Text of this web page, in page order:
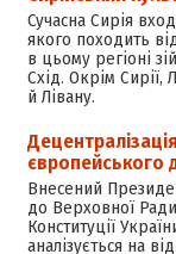
Сучасна Сирія
якого походить
в цьому регіоні
Схід. Окрім Сирії,
й Лівану.
європейського
Внесений
до Верховної
Конституції
аналізується на